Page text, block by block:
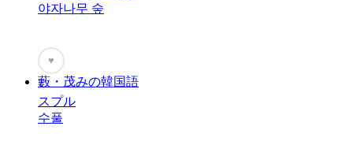
야자나무 숲
♥
藪・茂みの韓国語
スプル
수풀